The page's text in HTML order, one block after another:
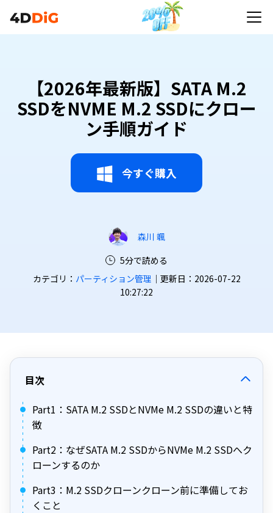
【2026年最新版】SATA M.2
SSDをNVME M.2 SSDにクロー
ン手順ガイド
今すぐ購入
森川 颯
5分で読める
カテゴリ： パーティション管理 ｜更新日：2026-07-22
10:27:22
目次
Part1：SATA M.2 SSDとNVMe M.2 SSDの違いと特
徴
Part2：なぜSATA M.2 SSDからNVMe M.2 SSDへク
ローンするのか
Part3：M.2 SSDクローンクローン前に準備してお
くこと